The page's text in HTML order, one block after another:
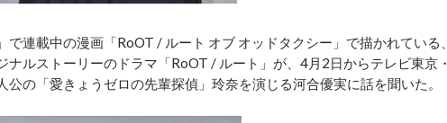
連載中の漫画「RoOT / ルート オブ オッドタクシー」で描かれている、
ルストーリーのドラマ「RoOT / ルート」が、4月2日からテレビ東京・
の「愛きょうゼロの先輩探偵」玲奈を演じる河合優実に話を聞いた。